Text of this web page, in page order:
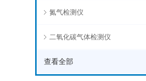
氮气检测仪
二氧化碳气体检测仪
查看全部